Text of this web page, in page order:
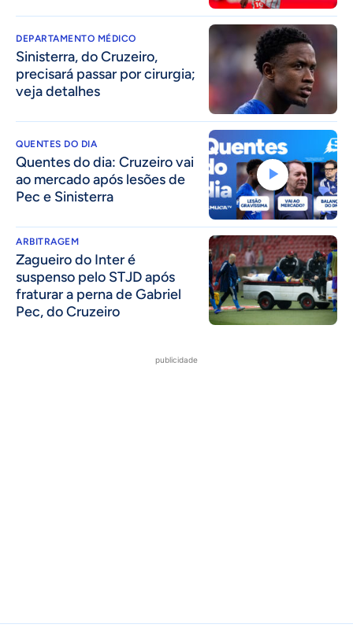
DEPARTAMENTO MÉDICO
Sinisterra, do Cruzeiro,
precisará passar por cirurgia;
veja detalhes
QUENTES DO DIA
Quentes do dia: Cruzeiro vai
ao mercado após lesões de
Pec e Sinisterra
ARBITRAGEM
Zagueiro do Inter é
suspenso pelo STJD após
fraturar a perna de Gabriel
Pec, do Cruzeiro
publicidade